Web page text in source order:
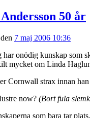
50 år
den 7 maj 2006 10:36
har onödig kunskap
mycket om Linda
Cornwall strax innan
now? (Bort fula
som bara tar